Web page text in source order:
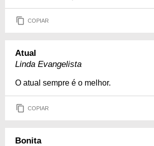
COPIAR
Atual
Linda Evangelista
O atual sempre é o melhor.
COPIAR
Bonita